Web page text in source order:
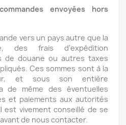
envoyées hors
vers un pays autre que la
des frais d'expédition
de douane ou autres taxes
Ces sommes sont à la
et sous son entière
de même des éventuelles
et paiements aux autorités
est vivement conseillé de se
de nous contacter.